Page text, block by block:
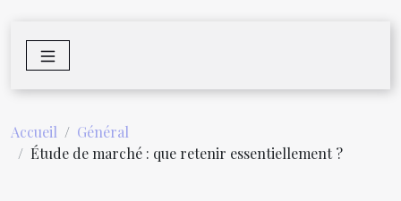
Accueil
Général
Étude de marché : que retenir essentiellement ?